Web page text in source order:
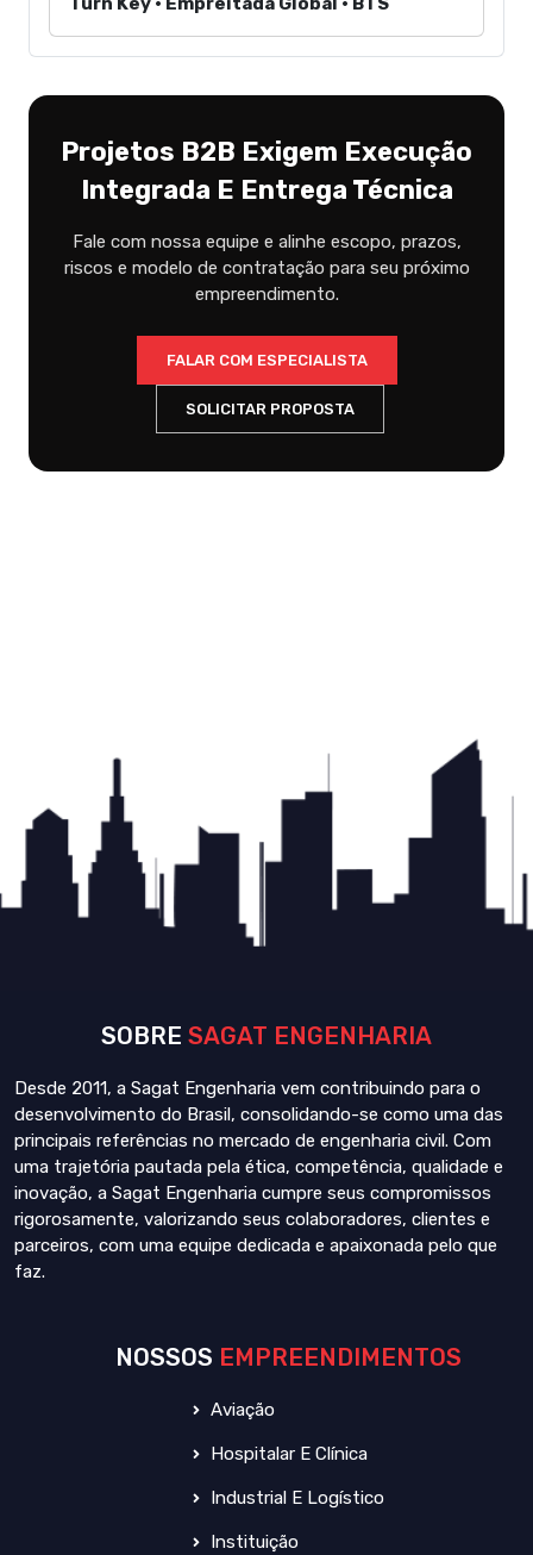
Projetos B2B Exigem Execução
Integrada E Entrega Técnica
Fale com nossa equipe e alinhe escopo, prazos,
riscos e modelo de contratação para seu próximo
empreendimento.
FALAR COM ESPECIALISTA
SOLICITAR PROPOSTA
SOBRE SAGAT ENGENHARIA
Desde 2011, a Sagat Engenharia vem contribuindo para o
desenvolvimento do Brasil, consolidando-se como uma das
principais referências no mercado de engenharia civil. Com
uma trajetória pautada pela ética, competência, qualidade e
inovação, a Sagat Engenharia cumpre seus compromissos
rigorosamente, valorizando seus colaboradores, clientes e
parceiros, com uma equipe dedicada e apaixonada pelo que
faz.
NOSSOS EMPREENDIMENTOS
Aviação
Hospitalar E Clínica
Industrial E Logístico
Instituição